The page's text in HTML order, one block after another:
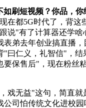
如刷短视频？你品，你
在都5G时代了，背这
说"有了计算器还学
弟去年创业搞直播，
"曰仁义，礼智信"，结
要保售后"，现在粉丝
戏无益"这句，简直就
公司怕传统文化进校